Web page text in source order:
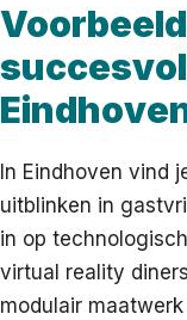
In Eindhoven vind
uitblinken in
in op
virtual reality
modulair